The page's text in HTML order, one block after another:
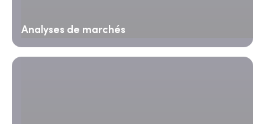
Analyses de marchés